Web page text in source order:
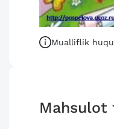
Mualliflik
Mahsulot